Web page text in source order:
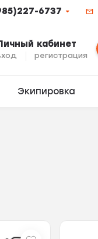
6737
кабинет
регистрация
Экипировка